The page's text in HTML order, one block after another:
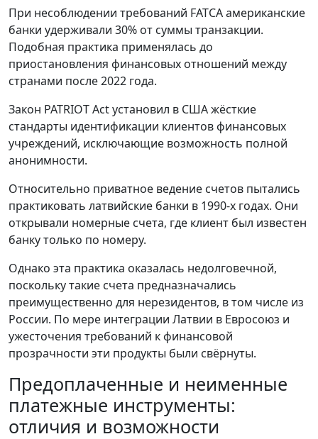
При несоблюдении требований FATCA американские
банки удерживали 30% от суммы транзакции.
Подобная практика применялась до
приостановления финансовых отношений между
странами после 2022 года.
Закон PATRIOT Act установил в США жёсткие
стандарты идентификации клиентов финансовых
учреждений, исключающие возможность полной
анонимности.
Относительно приватное ведение счетов пытались
практиковать латвийские банки в 1990-х годах. Они
открывали номерные счета, где клиент был известен
банку только по номеру.
Однако эта практика оказалась недолговечной,
поскольку такие счета предназначались
преимущественно для нерезидентов, в том числе из
России. По мере интеграции Латвии в Евросоюз и
ужесточения требований к финансовой
прозрачности эти продукты были свёрнуты.
Предоплаченные и неименные
платежные инструменты:
отличия и возможности